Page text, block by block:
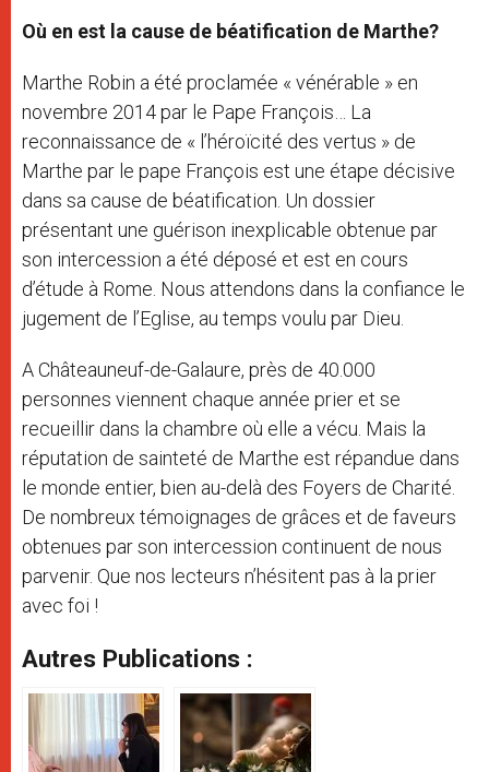
Où en est la cause de béatification de Marthe?
Marthe Robin a été proclamée « vénérable » en
novembre 2014 par le Pape François… La
reconnaissance de « l’héroïcité des vertus » de
Marthe par le pape François est une étape décisive
dans sa cause de béatification. Un dossier
présentant une guérison inexplicable obtenue par
son intercession a été déposé et est en cours
d’étude à Rome. Nous attendons dans la confiance le
jugement de l’Eglise, au temps voulu par Dieu.
A Châteauneuf-de-Galaure, près de 40.000
personnes viennent chaque année prier et se
recueillir dans la chambre où elle a vécu. Mais la
réputation de sainteté de Marthe est répandue dans
le monde entier, bien au-delà des Foyers de Charité.
De nombreux témoignages de grâces et de faveurs
obtenues par son intercession continuent de nous
parvenir. Que nos lecteurs n’hésitent pas à la prier
avec foi !
Autres Publications :